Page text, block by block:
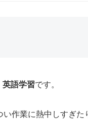
英語学習です。
作業に熱中しすぎた